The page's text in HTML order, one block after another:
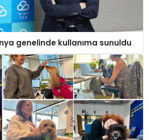
genelinde kullanıma sunuldu